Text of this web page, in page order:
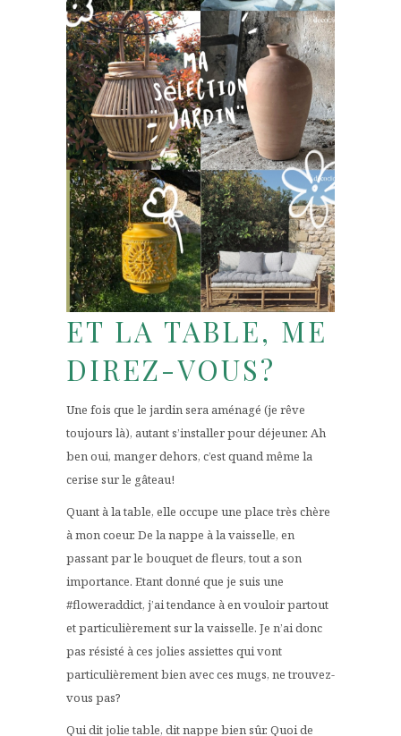
ET LA TABLE, ME
DIREZ-VOUS?
Une fois que le jardin sera aménagé (je rêve
toujours là), autant s’installer pour déjeuner. Ah
ben oui, manger dehors, c’est quand même la
cerise sur le gâteau!
Quant à la table, elle occupe une place très chère
à mon coeur. De la nappe à la vaisselle, en
passant par le bouquet de fleurs, tout a son
importance. Etant donné que je suis une
#floweraddict, j’ai tendance à en vouloir partout
et particulièrement sur la vaisselle. Je n’ai donc
pas résisté à ces jolies assiettes qui vont
particulièrement bien avec ces mugs, ne trouvez-
vous pas?
Qui dit jolie table, dit nappe bien sûr. Quoi de